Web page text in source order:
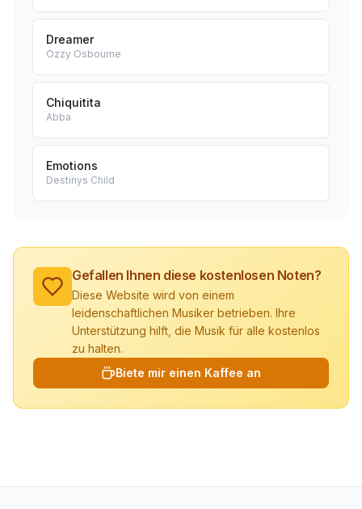
Dreamer
Ozzy Osbourne
Chiquitita
Abba
Emotions
Destinys Child
Gefallen Ihnen diese kostenlosen Noten?
Diese Website wird von einem
leidenschaftlichen Musiker betrieben. Ihre
Unterstützung hilft, die Musik für alle kostenlos
zu halten.
Biete mir einen Kaffee an